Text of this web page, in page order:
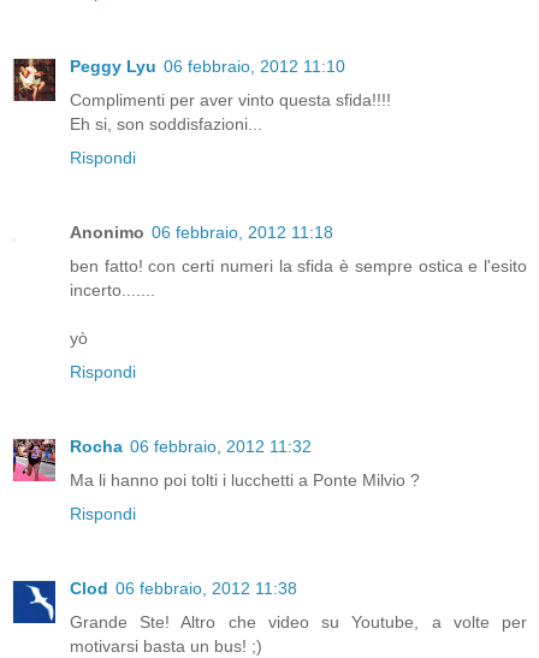
Peggy Lyu 06 febbraio, 2012 11:10
Complimenti per aver vinto questa sfida!!!!
Eh si, son soddisfazioni...
Rispondi
Anonimo 06 febbraio, 2012 11:18
ben fatto! con certi numeri la sfida è sempre ostica e l'esito
incerto.......
yò
Rispondi
Rocha 06 febbraio, 2012 11:32
Ma li hanno poi tolti i lucchetti a Ponte Milvio ?
Rispondi
Clod 06 febbraio, 2012 11:38
Grande Ste! Altro che video su Youtube, a volte per
motivarsi basta un bus! ;)